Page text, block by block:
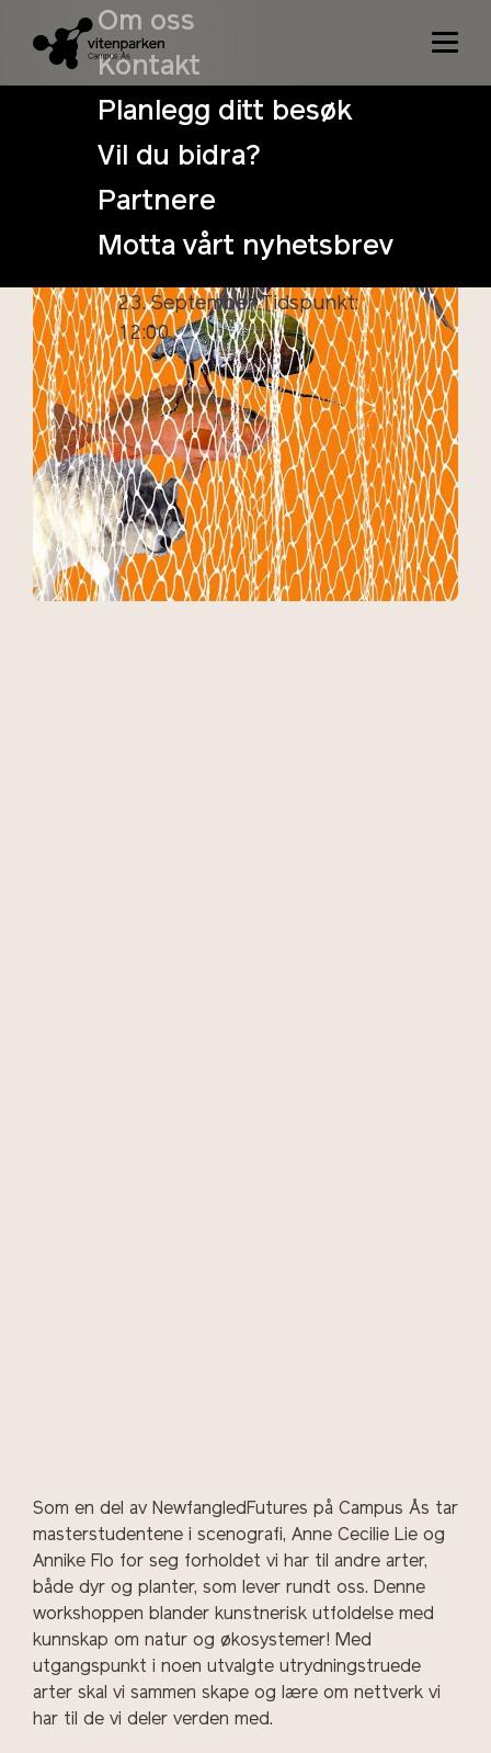
Om oss
Kontakt
Planlegg ditt besøk
Vil du bidra?
Partnere
Motta vårt nyhetsbrev
VitenSøndag –
Kunst og
økosystemer
23. SeptemberTidspunkt:
12:00
Som en del av NewfangledFutures på Campus Ås tar
masterstudentene i scenografi, Anne Cecilie Lie og
Annike Flo for seg forholdet vi har til andre arter,
både dyr og planter, som lever rundt oss. Denne
workshoppen blander kunstnerisk utfoldelse med
kunnskap om natur og økosystemer! Med
utgangspunkt i noen utvalgte utrydningstruede
arter skal vi sammen skape og lære om nettverk vi
har til de vi deler verden med.